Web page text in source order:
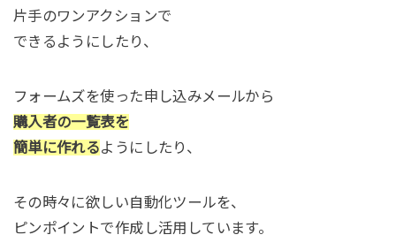
片手のワンアクションで
できるようにしたり、
フォームズを使った申し込みメールから
購入者の一覧表を
簡単に作れるようにしたり、
その時々に欲しい自動化ツールを、
ピンポイントで作成し活用しています。